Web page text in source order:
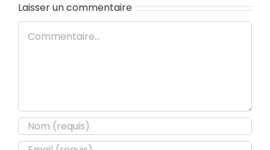
Laisser un commentaire
Commentaire